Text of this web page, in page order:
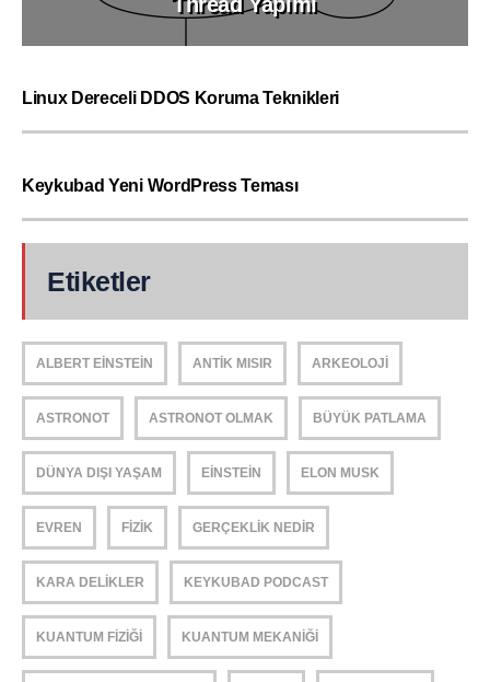
Linux Dereceli DDOS Koruma Teknikleri
Keykubad Yeni WordPress Teması
Etiketler
ALBERT EINSTEIN ANTIK MISIR ARKEOLOJI
ASTRONOT ASTRONOT OLMAK BÜYÜK PATLAMA
DÜNYA DIŞI YAŞAM EINSTEIN ELON MUSK
EVREN FIZIK GERÇEKLIK NEDIR
KARA DELIKLER KEYKUBAD PODCAST
KUANTUM FIZIĞI KUANTUM MEKANIĞI